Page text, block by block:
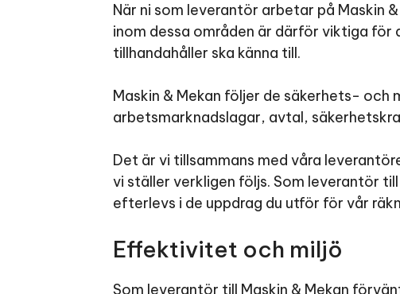
När ni som leverantör arbetar på Maskin
inom dessa områden är därför viktiga för
tillhandahåller ska känna till.
Maskin & Mekan följer de säkerhets-
arbetsmarknadslagar, avtal,
Det är vi tillsammans med våra
vi ställer verkligen följs. Som leverantör
efterlevs i de uppdrag du utför för vår
Effektivitet och miljö
Som leverantör till Maskin & Mekan